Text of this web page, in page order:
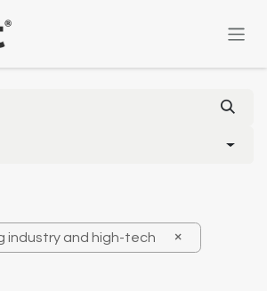
industry and high-tech ×